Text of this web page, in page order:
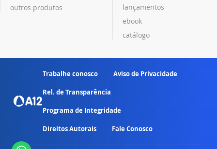
outros produtos
lançamentos
ebook
catálogo
Trabalhe conosco Aviso de Privacidade
Rel. de Transparência
Programa de Integridade
Direitos Autorais Fale Conosco